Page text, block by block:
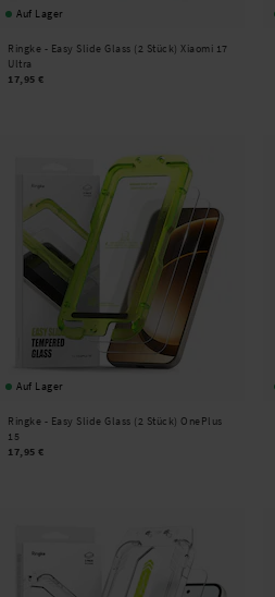
Auf Lager
Ringke - Easy Slide Glass (2 Stück) Xiaomi 17
Ultra
17,95 €
Auf Lager
Ringke - Easy Slide Glass (2 Stück) OnePlus
15
17,95 €